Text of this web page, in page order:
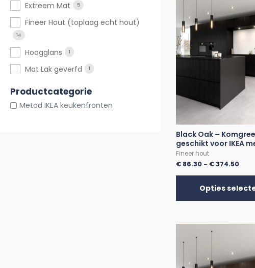
Extreem Mat 5
Fineer Hout (toplaag echt hout)
14
Hoogglans 1
Mat Lak geverfd 1
Productcategorie
Metod IKEA keukenfronten
Black Oak –
geschikt voor IKEA
Fineer hout
€ 86.30 - €374.50
Opties